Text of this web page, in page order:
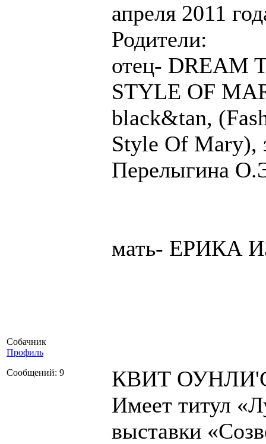
Собачник
Профиль
Сообщений: 9
апреля 2011
Родители:
отец- DREAM
STYLE OF
black&tan,
Style Of Mary),
Перелыгина
мать- ЕРИКА
КВИТ
Имеет титул
выставки